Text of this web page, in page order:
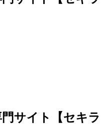
サイト【セキラ